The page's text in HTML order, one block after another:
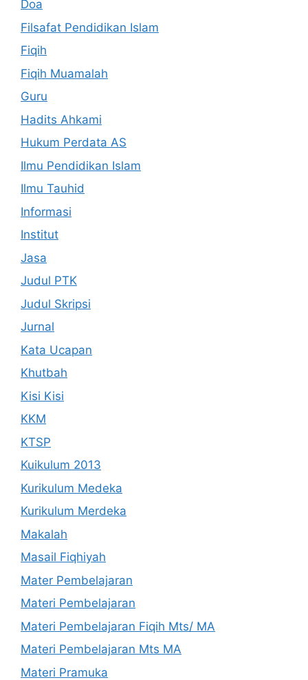
Doa
Filsafat Pendidikan Islam
Fiqih
Fiqih Muamalah
Guru
Hadits Ahkami
Hukum Perdata AS
Ilmu Pendidikan Islam
Ilmu Tauhid
Informasi
Institut
Jasa
Judul PTK
Judul Skripsi
Jurnal
Kata Ucapan
Khutbah
Kisi Kisi
KKM
KTSP
Kuikulum 2013
Kurikulum Medeka
Kurikulum Merdeka
Makalah
Masail Fiqhiyah
Mater Pembelajaran
Materi Pembelajaran
Materi Pembelajaran Fiqih Mts/ MA
Materi Pembelajaran Mts MA
Materi Pramuka